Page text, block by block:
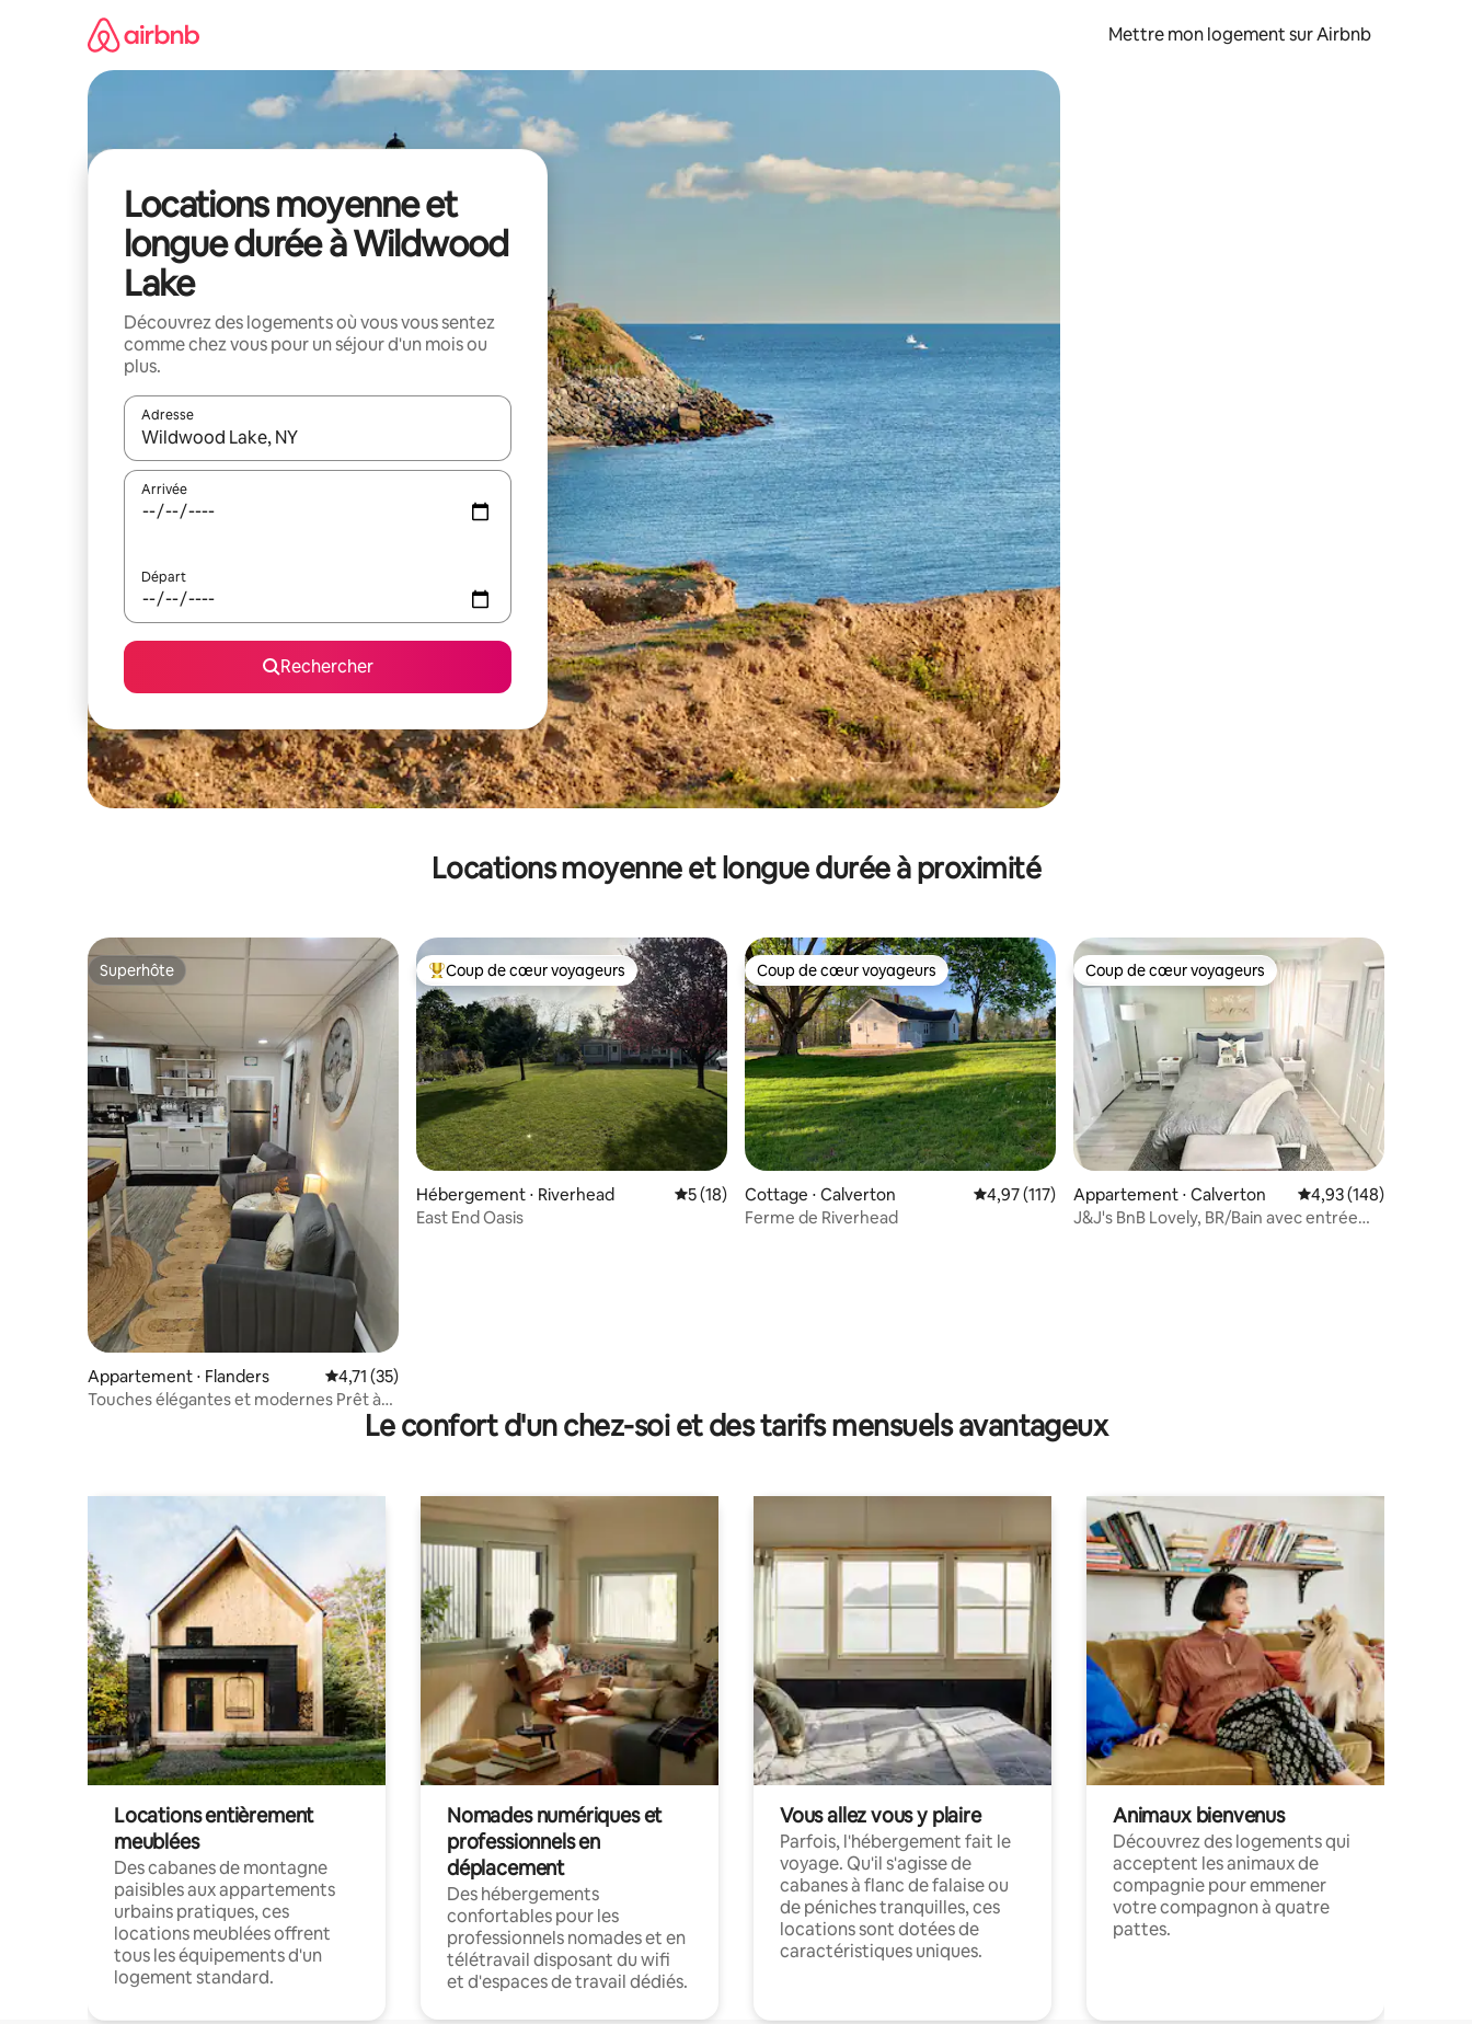
Mettre mon logement sur Airbnb
Locations moyenne et
longue durée à Wildwood
Lake
Découvrez des logements où vous vous sentez
comme chez vous pour un séjour d'un mois ou
plus.
Adresse
Lorsque les résultats s'affichent, utilisez les flèches vers le haut et vers le bas pour les parcourir ou en appuyant et en faisant glisser.
Arrivée
Départ
Rechercher
Locations moyenne et longue durée à proximité
Superhôte
Superhôte
Appartement ⋅ Flanders Évaluation moyenne sur la base de 35 commentaires : 4,71 sur 5
4,71 (35)
Touches élégantes et modernes Prêt à
Coups de cœur voyageurs les plus appréciés
Coup de cœur voyageurs
Hébergement ⋅ Riverhead Évaluation moyenne sur la base de 18 commentaires : 5 sur 5
5 (18)
East End Oasis
Coup de cœur voyageurs
Coup de cœur voyageurs
Cottage ⋅ Calverton Évaluation moyenne sur la base de 117 commentaires : 4,97 sur 5
4,97 (117)
Ferme de Riverhead
Coup de cœur voyageurs
Coup de cœur voyageurs
Appartement ⋅ Calverton Évaluation moyenne
4,93 (148)
J&J's BnB Lovely, BR/Bain avec entrée
Le confort d'un chez-soi et des tarifs mensuels avantageux
Locations entièrement
meublées
Des cabanes de montagne
paisibles aux appartements
urbains pratiques, ces
locations meublées offrent
tous les équipements d'un
logement standard.
Nomades numériques et
professionnels en
déplacement
Des hébergements
confortables pour les
professionnels nomades et en
télétravail disposant du wifi
et d'espaces de travail dédiés.
Vous allez vous y plaire
Parfois, l'hébergement fait le
voyage. Qu'il s'agisse de
cabanes à flanc de falaise ou
de péniches tranquilles, ces
locations sont dotées de
caractéristiques uniques.
Animaux bienvenus
Découvrez des logements qui
acceptent les animaux de
compagnie pour emmener
votre compagnon à quatre
pattes.